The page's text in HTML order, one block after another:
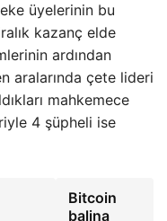
üyelerinin bu
kazanç elde
ardından
aralarında çete lideri
mahkemece
4 şüpheli ise
Bitcoin
balina